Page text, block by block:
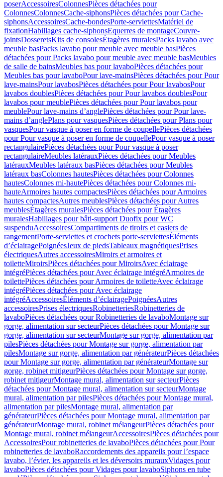
poserAccessoiresColonnesPièces détachées pour
ColonnesColonnesCache-siphonsPièces détachées pour Cache-
siphonsAccessoiresCache-bondesPorte-serviettesMatériel de
fixationHabillages cache-siphonsEquerres de montageCouvre-
jointsDosseretsKits de consolesÉtagères muralesPacks lavabo avec
meuble basPacks lavabo pour meuble avec meuble basPièces
détachées pour Packs lavabo pour meuble avec meuble basMeubles
de salle de bainsMeubles bas pour lavaboPièces détachées pour
Meubles bas pour lavaboPour lave-mainsPièces détachées pour Pour
lave-mainsPour lavabosPièces détachées pour Pour lavabosPour
lavabos doublesPièces détachées pour Pour lavabos doublesPour
lavabos pour meublePièces détachées pour Pour lavabos pour
meublePour lave-mains d’anglePièces détachées pour Pour lave-
mains d’anglePlans pour vasquesPièces détachées pour Plans pour
vasquesPour vasque à poser en forme de coupellePièces détachées
pour Pour vasque à poser en forme de coupellePour vasque à poser
rectangulairePièces détachées pour Pour vasque à poser
rectangulaireMeubles latérauxPièces détachées pour Meubles
latérauxMeubles latéraux basPièces détachées pour Meubles
latéraux basColonnes hautesPièces détachées pour Colonnes
hautesColonnes mi-hautePièces détachées pour Colonnes mi-
hauteArmoires hautes compactesPièces détachées pour Armoires
hautes compactesAutres meublesPièces détachées pour Autres
meublesÉtagères muralesPièces détachées pour Étagères
muralesHabillages pour bâti-support Duofix pour WC
suspenduAccessoiresCompartiments de tiroirs et casiers de
rangementPorte-serviettes et crochets porte-serviettesÉléments
d’éclairagePoignéesJeux de piedsTableaux magnétiquesPrises
électriquesAutres accessoiresMiroirs et armoires et
toiletteMiroirsPièces détachées pour MiroirsAvec éclairage
intégréPièces détachées pour Avec éclairage intégréArmoires de
toilettePièces détachées pour Armoires de toiletteAvec éclairage
intégréPièces détachées pour Avec éclairage
intégréAccessoiresÉléments d’éclairagePoignéesAutres
accessoiresPrises électriquesRobinetteriesRobinetteries de
lavaboPièces détachées pour Robinetteries de lavaboMontage sur
gorge, alimentation sur secteurPièces détachées pour Montage sur
gorge, alimentation sur secteurMontage sur gorge, alimentation par
pilesPièces détachées pour Montage sur gorge, alimentation par
pilesMontage sur gorge, alimentation par générateurPièces détachées
pour Montage sur gorge, alimentation par générateurMontage sur
gorge, robinet mitigeurPièces détachées pour Montage sur gorge,
robinet mitigeurMontage mural, alimentation sur secteurPièces
détachées pour Montage mural, alimentation sur secteurMontage
mural, alimentation par pilesPièces détachées pour Montage mural,
alimentation par pilesMontage mural, alimentation par
générateurPièces détachées pour Montage mural, alimentation par
générateurMontage mural, robinet mélangeurPièces détachées pour
Montage mural, robinet mélangeurAccessoiresPièces détachées pour
AccessoiresPour robinetteries de lavaboPièces détachées pour Pour
robinetteries de lavaboRaccordements des appareils pour l’espace
lavabo, l’évier, les appareils et les déversoirs murauxVidages pour
lavaboPièces détachées pour Vidages pour lavaboSiphons en tube